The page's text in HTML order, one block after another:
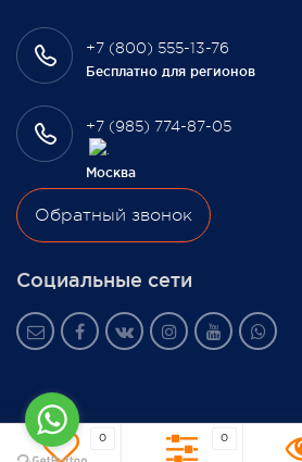
+7 (800) 555-13-76
Бесплатно для регионов
+7 (985) 774-87-05
Москва
Обратный звонок
Социальные сети
0 0